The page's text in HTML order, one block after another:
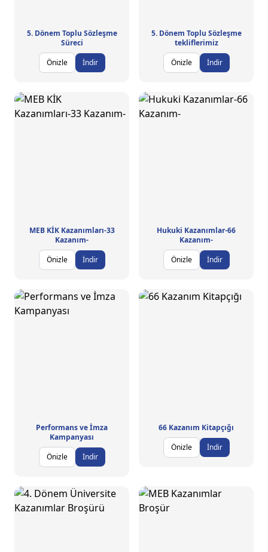
5. Dönem Toplu Sözleşme
Süreci
Önizle
İndir
5. Dönem Toplu Sözleşme
tekliflerimiz
Önizle
İndir
MEB KİK Kazanımları-33
Kazanım-
Önizle
İndir
Hukuki Kazanımlar-66
Kazanım-
Önizle
İndir
Performans ve İmza
Kampanyası
Önizle
İndir
66 Kazanım Kitapçığı
Önizle
İndir